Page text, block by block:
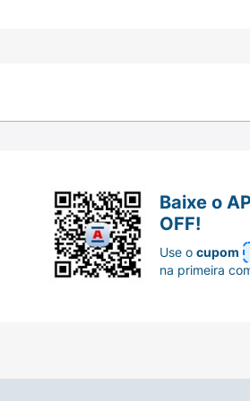
lábios limpos e secos. Use
amiga e pendurem os
Baixe o
OFF!
Use ocupom
na primeira